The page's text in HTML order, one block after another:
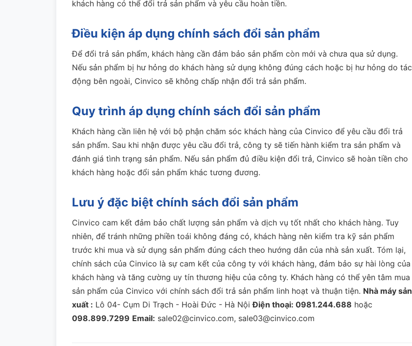
khách hàng có thể đổi trả sản phẩm và yêu cầu hoàn tiền.
Điều kiện áp dụng chính sách đổi sản phẩm
Để đổi trả sản phẩm, khách hàng cần đảm bảo sản phẩm còn mới và chưa qua sử dụng.
Nếu sản phẩm bị hư hỏng do khách hàng sử dụng không đúng cách hoặc bị hư hỏng do tác
động bên ngoài, Cinvico sẽ không chấp nhận đổi trả sản phẩm.
Quy trình áp dụng chính sách đổi sản phẩm
Khách hàng cần liên hệ với bộ phận chăm sóc khách hàng của Cinvico để yêu cầu đổi trả
sản phẩm. Sau khi nhận được yêu cầu đổi trả, công ty sẽ tiến hành kiểm tra sản phẩm và
đánh giá tình trạng sản phẩm. Nếu sản phẩm đủ điều kiện đổi trả, Cinvico sẽ hoàn tiền cho
khách hàng hoặc đổi sản phẩm khác tương đương.
Lưu ý đặc biệt chính sách đổi sản phẩm
Cinvico cam kết đảm bảo chất lượng sản phẩm và dịch vụ tốt nhất cho khách hàng. Tuy
nhiên, để tránh những phiền toái không đáng có, khách hàng nên kiểm tra kỹ sản phẩm
trước khi mua và sử dụng sản phẩm đúng cách theo hướng dẫn của nhà sản xuất. Tóm lại,
chính sách của Cinvico là sự cam kết của công ty với khách hàng, đảm bảo sự hài lòng của
khách hàng và tăng cường uy tín thương hiệu của công ty. Khách hàng có thể yên tâm mua
sản phẩm của Cinvico với chính sách đổi trả sản phẩm linh hoạt và thuận tiện. Nhà máy sản
xuất : Lô 04- Cụm Di Trạch - Hoài Đức - Hà Nội Điện thoại: 0981.244.688 hoặc
098.899.7299 Email: sale02@cinvico.com, sale03@cinvico.com